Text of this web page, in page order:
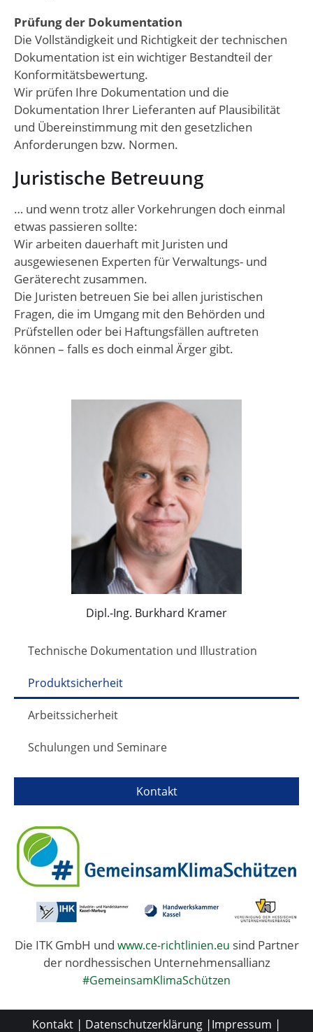
Dipl.-Ing. Burkhard Kramer
Technische Dokumentation und Illustration
Produktsicherheit
Arbeitssicherheit
Schulungen und Seminare
Kontakt
Prüfung der Dokumentation
Die Vollständigkeit und Richtigkeit der technischen
Dokumentation ist ein wichtiger Bestandteil der
Konformitätsbewertung.
Wir prüfen Ihre Dokumentation und die
Dokumentation Ihrer Lieferanten auf Plausibilität
und Übereinstimmung mit den gesetzlichen
Anforderungen bzw. Normen.
Juristische Betreuung
… und wenn trotz aller Vorkehrungen doch einmal
etwas passieren sollte:
Wir arbeiten dauerhaft mit Juristen und
ausgewiesenen Experten für Verwaltungs- und
Geräterecht zusammen.
Die Juristen betreuen Sie bei allen juristischen
Fragen, die im Umgang mit den Behörden und
Prüfstellen oder bei Haftungsfällen auftreten
können – falls es doch einmal Ärger gibt.
Die ITK GmbH und www.ce-richtlinien.eu sind Partner
der nordhessischen Unternehmensallianz
#GemeinsamKlimaSchützen
Kontakt | Datenschutzerklärung |Impressum |